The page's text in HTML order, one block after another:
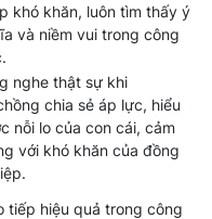
khó khăn, luôn tìm thấy ý
và niềm vui trong công
nghe thật sự khi
chia sẻ áp lực, hiểu
nỗi lo của con cái, cảm
với khó khăn của đồng
tiếp hiệu quả trong công